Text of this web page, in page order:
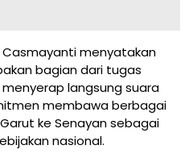
Casmayanti menyatakan
bagian dari tugas
menyerap langsung suara
membawa berbagai
ke Senayan sebagai
nasional.